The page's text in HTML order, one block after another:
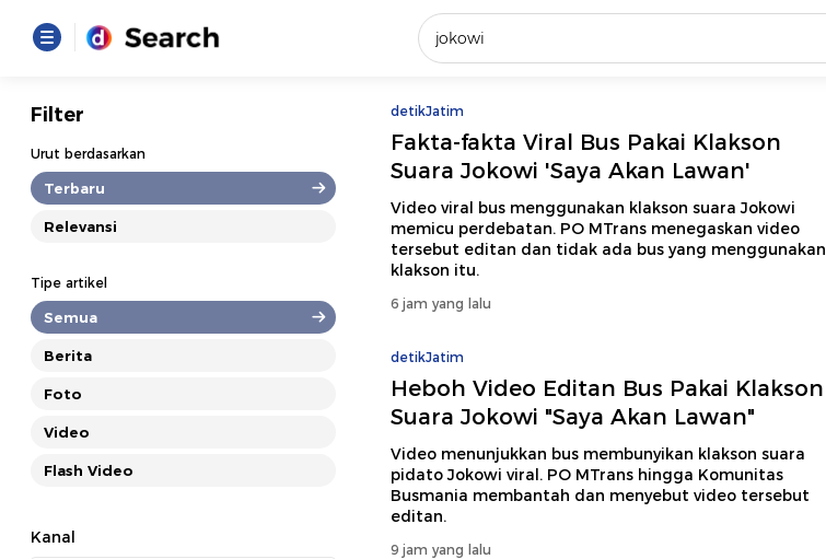
Loading...
Promoted
Terakhir yang dicari
Loading...
Filter
Urut berdasarkan
Terbaru
Relevansi
Tipe artikel
Semua
Berita
Foto
Video
Flash Video
Kanal
detikJatim
Fakta-fakta Viral Bus Pakai Klakson
Suara Jokowi 'Saya Akan Lawan'
Video viral bus menggunakan klakson suara Jokowi
memicu perdebatan. PO MTrans menegaskan video
tersebut editan dan tidak ada bus yang menggunakan
klakson itu.
6 jam yang lalu
detikJatim
Heboh Video Editan Bus Pakai Klakson
Suara Jokowi "Saya Akan Lawan"
Video menunjukkan bus membunyikan klakson suara
pidato Jokowi viral. PO MTrans hingga Komunitas
Busmania membantah dan menyebut video tersebut
editan.
9 jam yang lalu